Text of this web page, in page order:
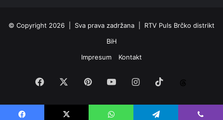
© Copyright 2026 | Sva prava zadržana | RTV Puls Brčko distrikt
BiH
Impresum
Kontakt
Facebook PinterestYouTubeInstagram
TikTok